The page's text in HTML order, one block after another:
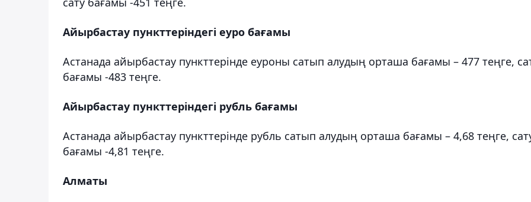
Айырбастау пункттеріндегі еуро бағамы
Астанада айырбастау пункттерінде еуроны сатып алудың орташа бағамы – 477 теңге,
бағамы -483 теңге.
Айырбастау пункттеріндегі рубль бағамы
Астанада айырбастау пункттерінде рубль сатып алудың орташа бағамы – 4,68 теңге,
бағамы -4,81 теңге.
Алматы